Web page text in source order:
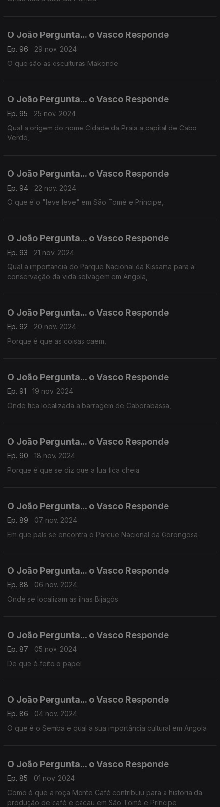
O João Pergunta... o Vasco Responde
Ep. 96
29 nov. 2024
O que são as esculturas Makonde
O João Pergunta... o Vasco Responde
Ep. 95
25 nov. 2024
Qual a origem do nome Cidade da Praia a capital de Cabo
Verde,
O João Pergunta... o Vasco Responde
Ep. 94
22 nov. 2024
O que é o "leve leve" em São Tomé e Príncipe,
O João Pergunta... o Vasco Responde
Ep. 93
21 nov. 2024
Qual a importancia do Parque Nacional da Kissama para a
conservação da vida selvagem em Angola,
O João Pergunta... o Vasco Responde
Ep. 92
20 nov. 2024
Porque é que as coisas caem,
O João Pergunta... o Vasco Responde
Ep. 91
19 nov. 2024
Onde fica localizada a barragem de Caborabassa,
O João Pergunta... o Vasco Responde
Ep. 90
18 nov. 2024
Porque é que se diz que a lua fica cheia
O João Pergunta... o Vasco Responde
Ep. 89
07 nov. 2024
Em que país se encontra o Parque Nacional da Gorongosa
O João Pergunta... o Vasco Responde
Ep. 88
06 nov. 2024
Onde se localizam as ilhas Bijagós
O João Pergunta... o Vasco Responde
Ep. 87
05 nov. 2024
De que é feito o papel
O João Pergunta... o Vasco Responde
Ep. 86
04 nov. 2024
O que é o Semba e qual a sua importância cultural em Angola
O João Pergunta... o Vasco Responde
Ep. 85
01 nov. 2024
Como é que a roça Monte Café contribuiu para a história da
produção de café e cacau em São Tomé e Príncipe